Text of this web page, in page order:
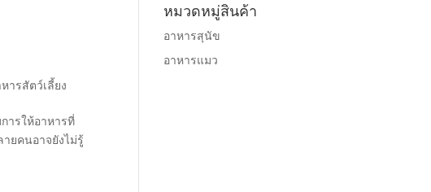
ารสัตว์เลี้ยง
ารให้อาหารที่
ยคนอาจยังไม่รู้
หมวดหมู่สินค้า
อาหารสุนัข
อาหารแมว